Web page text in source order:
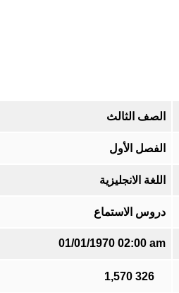
الصف الثالث
الفصل الأول
اللغة الانجليزية
دروس الاستماع
01/01/1970 02:00 am
326
1,570